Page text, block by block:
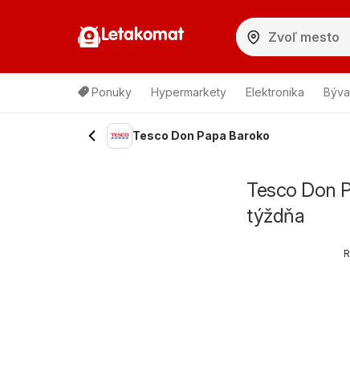
Letakomat
Ponuky Hypermarkety Elektronika
Tesco Don Papa Baroko
Tesco Don
týždňa